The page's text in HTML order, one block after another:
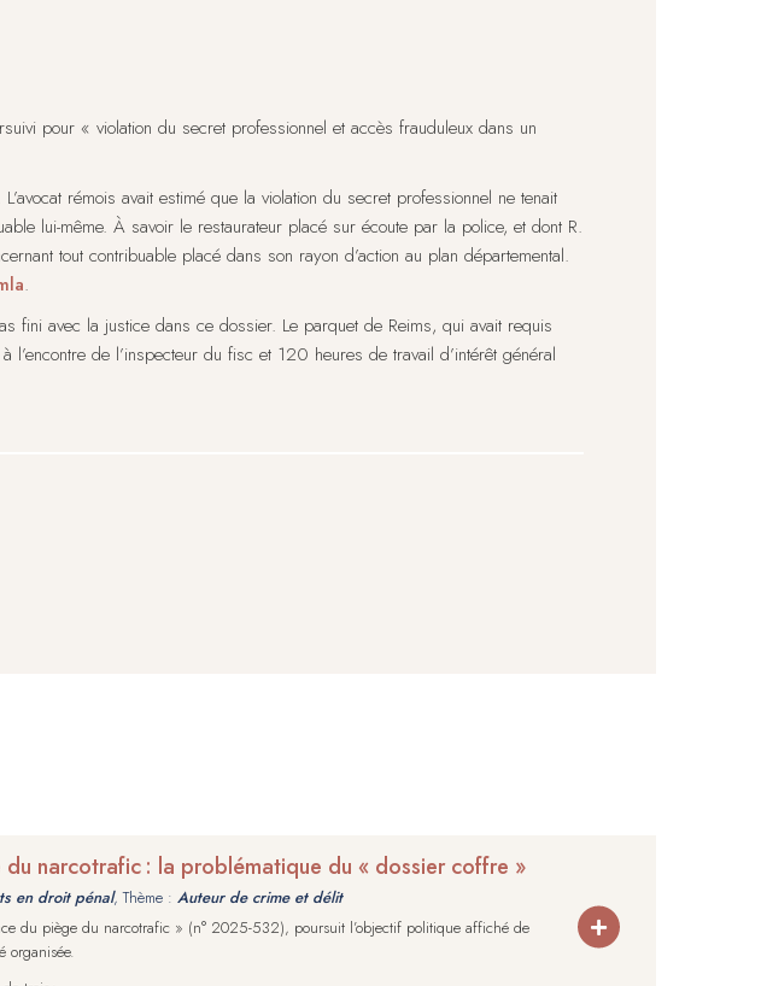
pour « violation du secret professionnel et accès frauduleux dans un
rémois avait estimé que la violation du secret professionnel ne tenait
lui-même. À savoir le restaurateur placé sur écoute par la police, et dont R.
tout contribuable placé dans son rayon d’action au plan départemental.
.
fini avec la justice dans ce dossier. Le parquet de Reims, qui avait requis
de l’inspecteur du fisc et 120 heures de travail d’intérêt général
narcotrafic : la problématique du « dossier coffre »
en droit pénal, Thème : Auteur de crime et délit
du piège du narcotrafic » (n° 2025-532), poursuit l’objectif politique affiché de
organisée.